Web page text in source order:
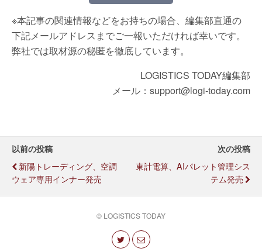
※本記事の関連情報などをお持ちの場合、編集部直通の
下記メールアドレスまでご一報いただければ幸いです。
弊社では取材源の秘匿を徹底しています。
LOGISTICS TODAY編集部
メール：support@logi-today.com
以前の投稿
新陽トレーディング、空調
ウェア専用インナー発売
次の投稿
東計電算、AIパレット管理シス
テム発売
© LOGISTICS TODAY